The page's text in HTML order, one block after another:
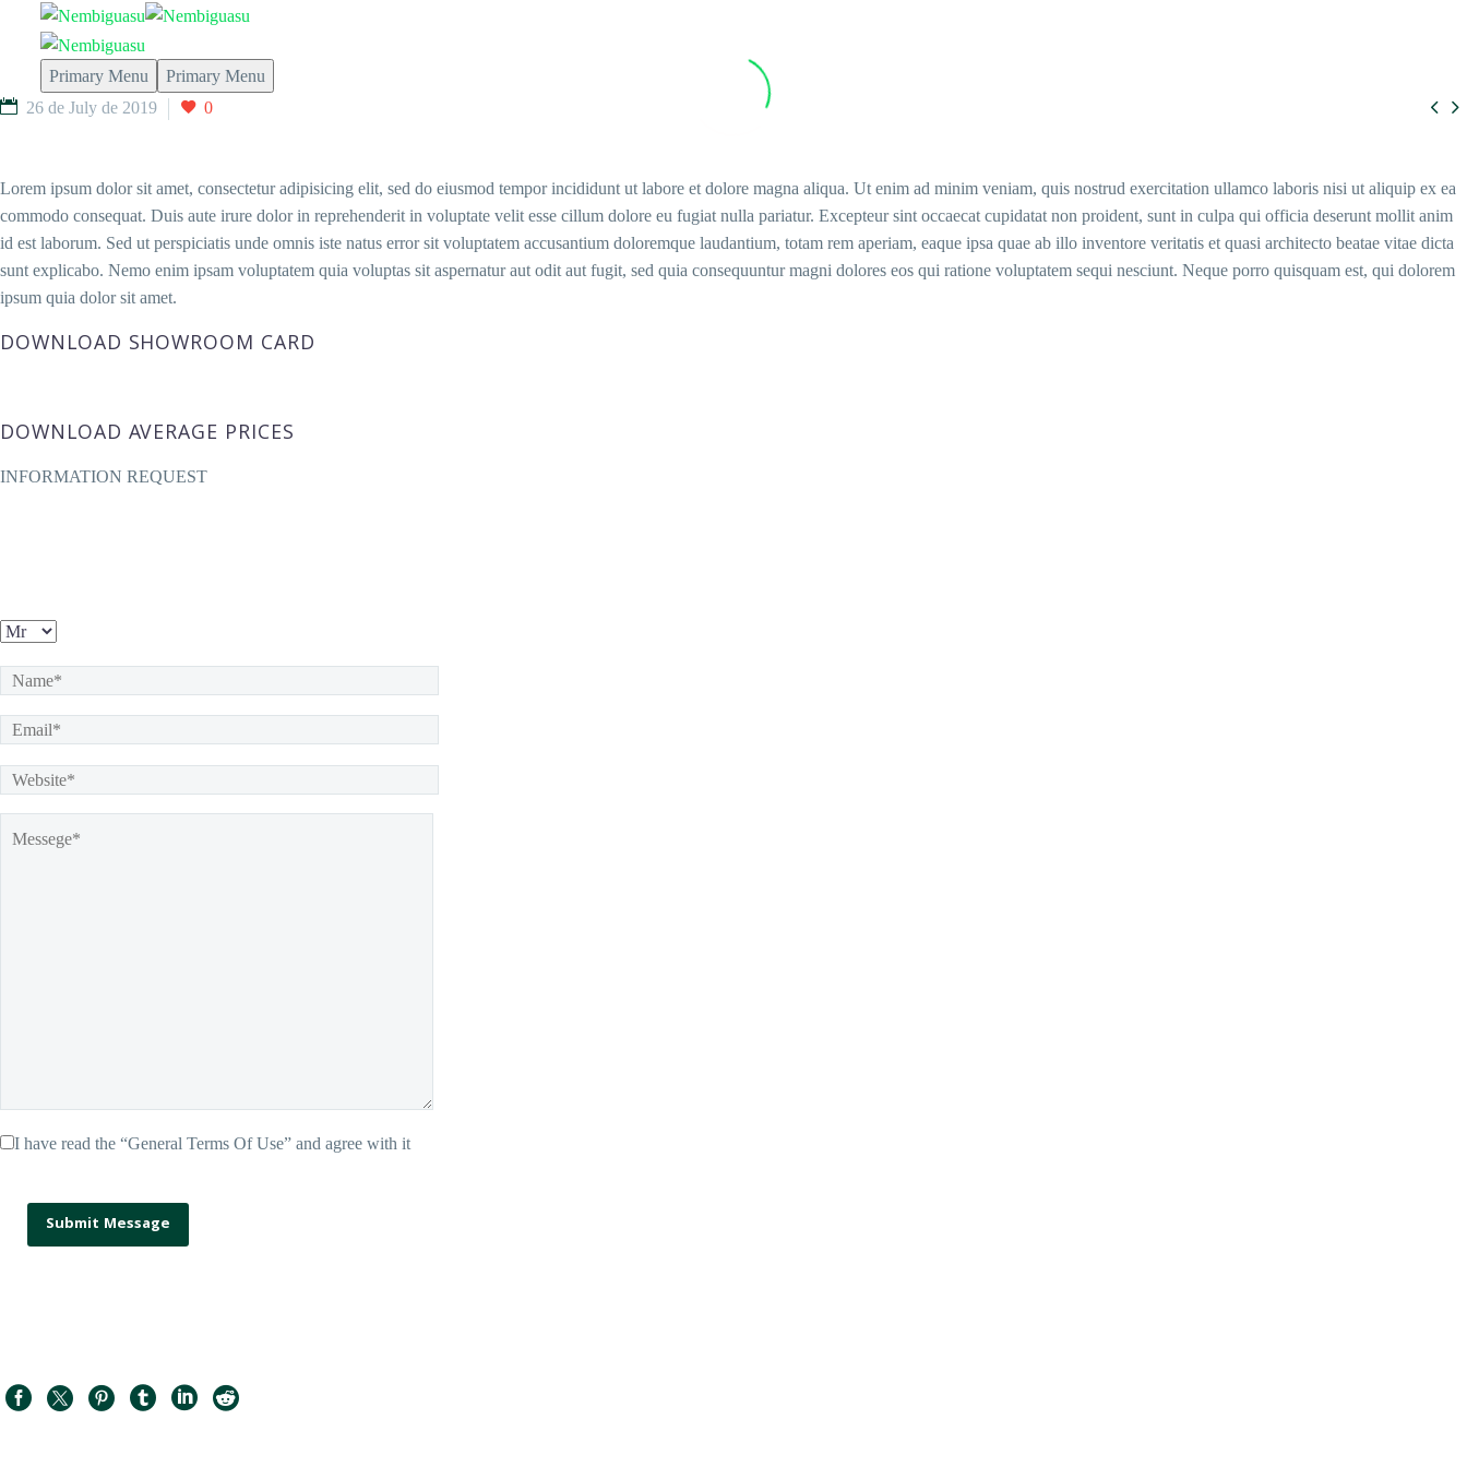
Primary Menu Primary Menu
 
26 de July de 2019 0
Lorem ipsum dolor sit amet, consectetur adipisicing elit, sed do eiusmod tempor incididunt ut labore et dolore magna aliqua. Ut enim ad minim veniam, quis nostrud exercitation ullamco laboris nisi ut aliquip ex ea
commodo consequat. Duis aute irure dolor in reprehenderit in voluptate velit esse cillum dolore eu fugiat nulla pariatur. Excepteur sint occaecat cupidatat non proident, sunt in culpa qui officia deserunt mollit anim
id est laborum. Sed ut perspiciatis unde omnis iste natus error sit voluptatem accusantium doloremque laudantium, totam rem aperiam, eaque ipsa quae ab illo inventore veritatis et quasi architecto beatae vitae dicta
sunt explicabo. Nemo enim ipsam voluptatem quia voluptas sit aspernatur aut odit aut fugit, sed quia consequuntur magni dolores eos qui ratione voluptatem sequi nesciunt. Neque porro quisquam est, qui dolorem
ipsum quia dolor sit amet.
DOWNLOAD SHOWROOM CARD
DOWNLOAD AVERAGE PRICES
INFORMATION REQUEST
I have read the “General Terms Of Use” and agree with it